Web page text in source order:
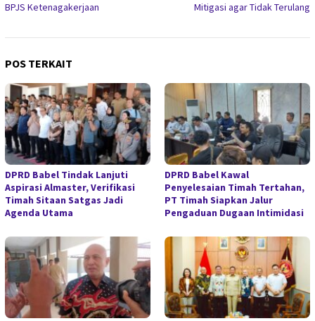
BPJS Ketenagakerjaan
Mitigasi agar Tidak Terulang
POS TERKAIT
DPRD Babel Tindak Lanjuti
Aspirasi Almaster, Verifikasi
Timah Sitaan Satgas Jadi
Agenda Utama
DPRD Babel Kawal
Penyelesaian Timah Tertahan,
PT Timah Siapkan Jalur
Pengaduan Dugaan Intimidasi